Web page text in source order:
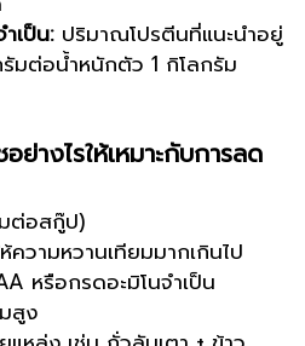
เป็น: ปริมาณโปรตีนที่แนะนำอยู่
มต่อน้ำหนักตัว 1 กิโลกรัม
ย่างไรให้เหมาะกับการลด
ต่อสกู๊ป)
ความหวานเทียมมากเกินไป
หรือกรดอะมิโนจำเป็น
สูง